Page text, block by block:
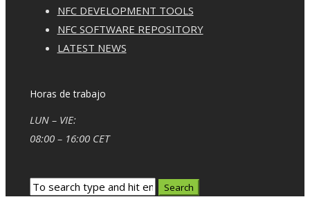
NFC DEVELOPMENT TOOLS
NFC SOFTWARE REPOSITORY
LATEST NEWS
Horas de trabajo
LUN – VIE:
08:00 – 16:00 CET